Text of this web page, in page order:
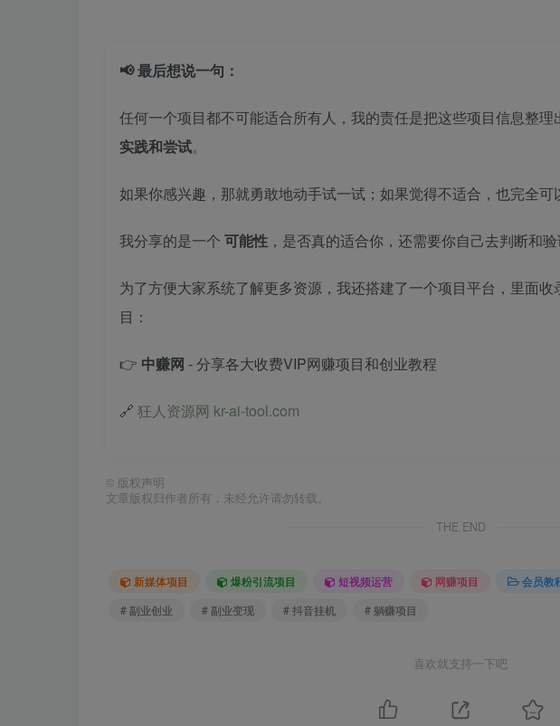
📢 最后想说一句：
任何一个项目都不可能适合所有人，我的责任是把这些项目信息整
实践和尝试。
如果你感兴趣，那就勇敢地动手试一试；如果觉得不适合，也完全可
我分享的是一个 可能性 ，是否真的适合你，还需要你自己去判断和验
为了方便大家系统了解更多资源，我还搭建了一个项目平台，里面
目：
👉 中赚网 - 分享各大收费VIP网赚项目和创业教程
🔗 狂人资源网 kr-ai-tool.com
© 版权声明
文章版权归作者所有，未经允许请勿转载。
THE END
新媒体项目 爆粉引流项目 短视频运营 网赚项目 会员教
# 副业创业
# 副业变现 # 抖音挂机 # 躺赚项目
喜欢就支持一下吧